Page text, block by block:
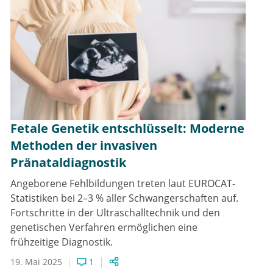
Fetale Genetik entschlüsselt: Moderne
Methoden der invasiven
Pränataldiagnostik
Angeborene Fehlbildungen treten laut EUROCAT-
Statistiken bei 2–3 % aller Schwangerschaften auf.
Fortschritte in der Ultraschalltechnik und den
genetischen Verfahren ermöglichen eine
frühzeitige Diagnostik.
19. Mai 2025 1